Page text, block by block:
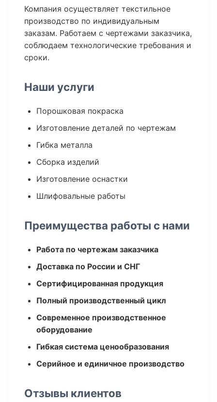
Компания осуществляет текстильное
производство по индивидуальным
заказам. Работаем с чертежами заказчика,
соблюдаем технологические требования и
сроки.
Наши услуги
Порошковая покраска
Изготовление деталей по чертежам
Гибка металла
Сборка изделий
Изготовление оснастки
Шлифовальные работы
Преимущества работы с нами
Работа по чертежам заказчика
Доставка по России и СНГ
Сертифицированная продукция
Полный производственный цикл
Современное производственное
оборудование
Гибкая система ценообразования
Серийное и единичное производство
Отзывы клиентов